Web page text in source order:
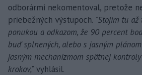
odborármi nekomentoval, pretože
priebežných výstupoch. "Stojím tu až
ponukou a odkazom, že 90 percent
buď splnených, alebo s jasným
jasným mechanizmom spätnej
krokov," vyhlásil.